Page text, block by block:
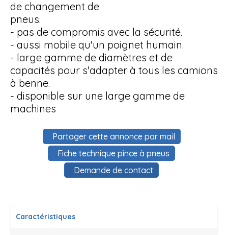
de changement de
pneus.
- pas de compromis avec la sécurité.
- aussi mobile qu'un poignet humain.
- large gamme de diamètres et de
capacités pour s'adapter à tous les camions
à benne.
- disponible sur une large gamme de
machines
Demande de contact
Partager cette annonce par mail
Fiche technique pince à pneus
Caractéristiques